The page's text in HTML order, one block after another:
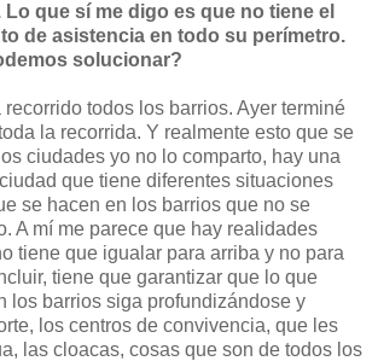
que sí me digo es que no tiene el
de asistencia en todo su perímetro.
solucionar?
todos los barrios. Ayer terminé
la recorrida. Y realmente esto que se
ciudades yo no lo comparto, hay una
que tiene diferentes situaciones
se hacen en los barrios que no se
A mí me parece que hay realidades
tiene que igualar para arriba y no para
tiene que garantizar que lo que
los barrios siga profundizándose y
los centros de convivencia, que les
las cloacas, cosas que son de todos los